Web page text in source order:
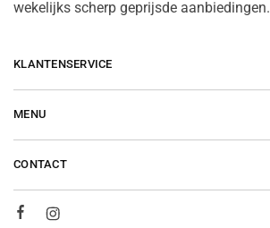
wekelijks scherp geprijsde aanbiedingen.
KLANTENSERVICE
MENU
CONTACT